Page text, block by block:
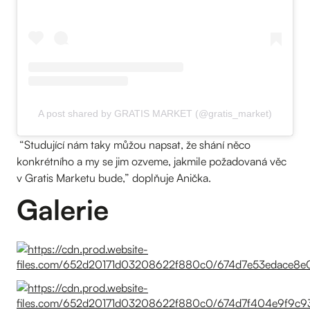
A post shared by GRATIS MARKET (@gratis_market)
“Studující nám taky můžou napsat, že shání něco
konkrétního a my se jim ozveme, jakmile požadovaná věc
v Gratis Marketu bude,” doplňuje Anička.
Galerie